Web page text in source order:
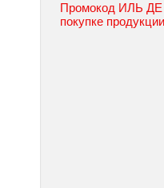
Промокод ИЛЬ
покупке